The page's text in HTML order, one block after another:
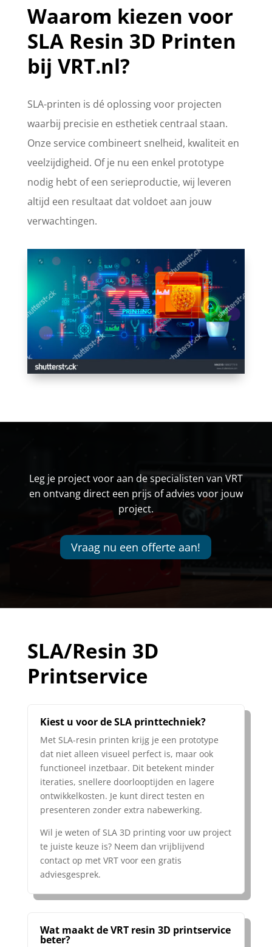
Waarom kiezen voor
SLA Resin 3D Printen
bij VRT.nl?
SLA-printen is dé oplossing voor projecten
waarbij precisie en esthetiek centraal staan.
Onze service combineert snelheid, kwaliteit en
veelzijdigheid. Of je nu een enkel prototype
nodig hebt of een serieproductie, wij leveren
altijd een resultaat dat voldoet aan jouw
verwachtingen.
Leg je project voor aan de specialisten van VRT
en ontvang direct een prijs of advies voor jouw
project.
Vraag nu een offerte aan!
SLA/Resin 3D
Printservice
Kiest u voor de SLA printtechniek?
Met SLA-resin printen krijg je een prototype
dat niet alleen visueel perfect is, maar ook
functioneel inzetbaar. Dit betekent minder
iteraties, snellere doorlooptijden en lagere
ontwikkelkosten. Je kunt direct testen en
presenteren zonder extra nabewerking.
Wil je weten of SLA 3D printing voor uw project
te juiste keuze is? Neem dan vrijblijvend
contact op met VRT voor een gratis
adviesgesprek.
Wat maakt de VRT resin 3D printservice
beter?